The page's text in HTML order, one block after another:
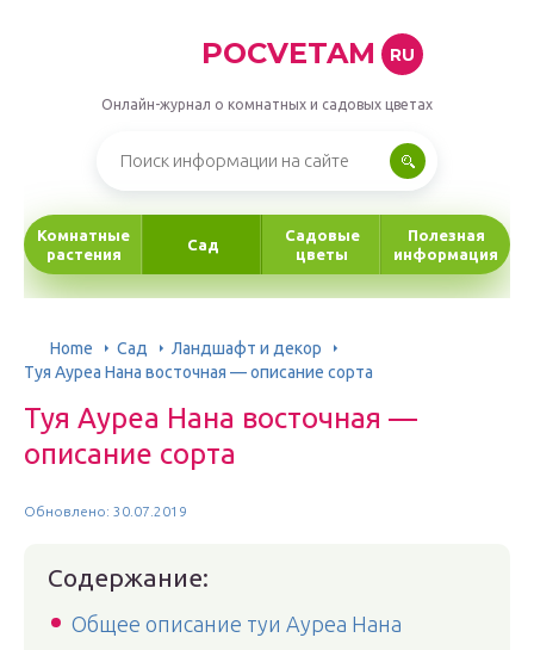
POCVETAM RU
Онлайн-журнал о комнатных и садовых цветах
Комнатные
растения
Сад
Садовые
цветы
Полезная
информация
Home Сад
Ландшафт и декор
Туя Ауреа Нана восточная — описание сорта
Туя Ауреа Нана восточная —
описание сорта
Обновлено: 30.07.2019
Содержание:
Общее описание туи Ауреа Нана